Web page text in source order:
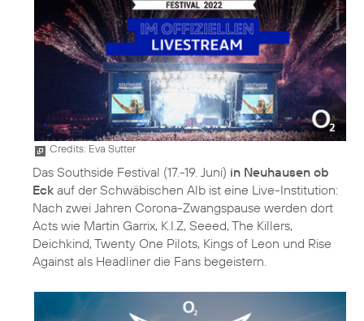
Credits: Eva Sutter
Das Southside Festival (17.-19. Juni) in Neuhausen ob
Eck auf der Schwäbischen Alb ist eine Live-Institution:
Nach zwei Jahren Corona-Zwangspause werden dort
Acts wie Martin Garrix, K.I.Z, Seeed, The Killers,
Deichkind, Twenty One Pilots, Kings of Leon und Rise
Against als Headliner die Fans begeistern.